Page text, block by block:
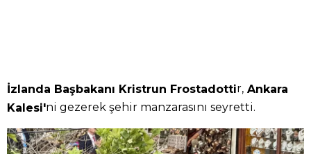
İzlanda Başbakanı Kristrun Frostadottir, Ankara
Kalesi'ni gezerek şehir manzarasını seyretti.